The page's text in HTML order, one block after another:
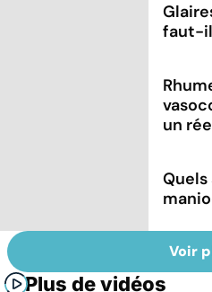
faut-
un
Voir
Plus de vidéos